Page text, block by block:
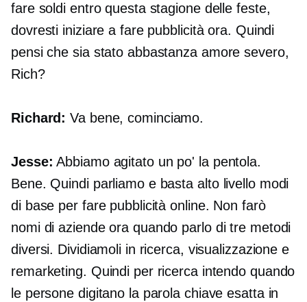
fare soldi entro questa stagione delle feste,
dovresti iniziare a fare pubblicità ora. Quindi
pensi che sia stato abbastanza amore severo,
Rich?
Richard: Va bene, cominciamo.
Jesse: Abbiamo agitato un po' la pentola.
Bene. Quindi parliamo e basta alto livellomodi
di base per fare pubblicità online. Non farò
nomi di aziende ora quando parlo di tre metodi
diversi. Dividiamoli in ricerca, visualizzazione e
remarketing. Quindi per ricerca intendo quando
le persone digitano la parola chiave esatta in